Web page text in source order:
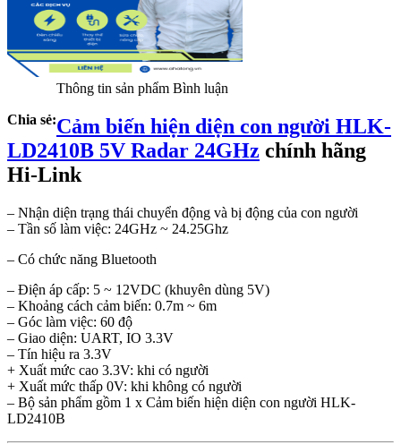
Chia sẻ:
Thông tin sản phẩm Bình luận
Cảm biến hiện diện con người HLK-
LD2410B 5V Radar 24GHz chính hãng
Hi-Link
– Nhận diện trạng thái chuyển động và bị động của con người
– Tần số làm việc: 24GHz ~ 24.25Ghz
– Có chức năng Bluetooth
– Điện áp cấp: 5 ~ 12VDC (khuyên dùng 5V)
– Khoảng cách cảm biến: 0.7m ~ 6m
– Góc làm việc: 60 độ
– Giao diện: UART, IO 3.3V
– Tín hiệu ra 3.3V
+ Xuất mức cao 3.3V: khi có người
+ Xuất mức thấp 0V: khi không có người
– Bộ sản phẩm gồm 1 x Cảm biến hiện diện con người HLK-
LD2410B